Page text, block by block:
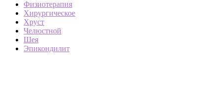
Физиотерапия
Хирургическое
Хруст
Челюстной
Шея
Эпикондилит